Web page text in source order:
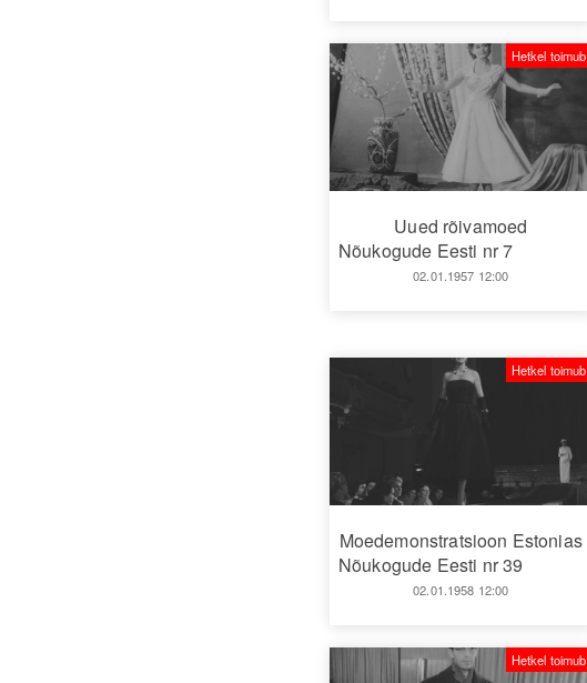
Uued rõivamoed
Nõukogude Eesti nr 7
02.01.1957 12:00
Hetkel toimub
Moedemonstratsioon Estonias
Nõukogude Eesti nr 39
02.01.1958 12:00
Hetkel toimub
Hetkel toimub